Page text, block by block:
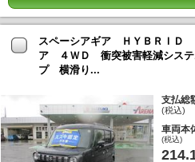
スペーシアギア ＨＹＢＲＩＤ
ア ４ＷＤ 衝突被害軽減シス
プ 横滑り...
支払総
(税込)
車両本
(税込)